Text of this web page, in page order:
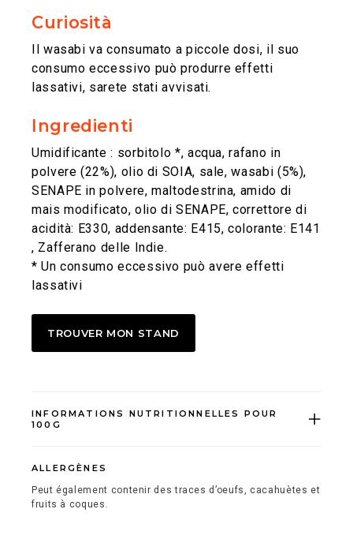
Curiosità
Il wasabi va consumato a piccole dosi, il suo
consumo eccessivo può produrre effetti
lassativi, sarete stati avvisati.
Ingredienti
Umidificante : sorbitolo *, acqua, rafano in
polvere (22%), olio di SOIA, sale, wasabi (5%),
SENAPE in polvere, maltodestrina, amido di
mais modificato, olio di SENAPE, correttore di
acidità: E330, addensante: E415, colorante: E141
, Zafferano delle Indie.
* Un consumo eccessivo può avere effetti
lassativi
TROUVER MON STAND
INFORMATIONS NUTRITIONNELLES POUR
100G
ALLERGÈNES
Peut également contenir des traces d’oeufs, cacahuètes et
fruits à coques.